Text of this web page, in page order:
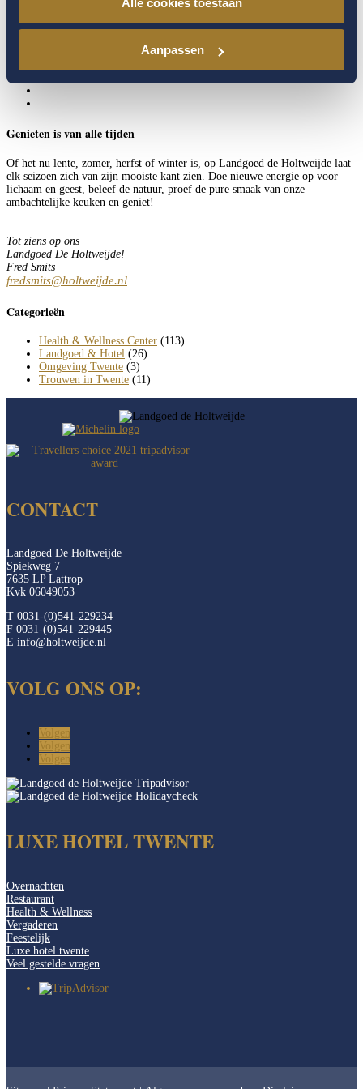
Aanpassen
Genieten is van alle tijden
Of het nu lente, zomer, herfst of winter is, op Landgoed de Holtweijde laat
elk seizoen zich van zijn mooiste kant zien. Doe nieuwe energie op voor
lichaam en geest, beleef de natuur, proef de pure smaak van onze
ambachtelijke keuken en geniet!
Tot ziens op ons
Landgoed De Holtweijde!
Fred Smits
fredsmits@holtweijde.nl
Categorieën
Health & Wellness Center (113)
Landgoed & Hotel (26)
Omgeving Twente (3)
Trouwen in Twente (11)
CONTACT
Landgoed De Holtweijde
Spiekweg 7
7635 LP Lattrop
Kvk 06049053
T 0031-(0)541-229234
F 0031-(0)541-229445
E info@holtweijde.nl
VOLG ONS OP:
Volgen
Volgen
Volgen
LUXE HOTEL TWENTE
Overnachten
Restaurant
Health & Wellness
Vergaderen
Feestelijk
Luxe hotel twente
Veel gestelde vragen